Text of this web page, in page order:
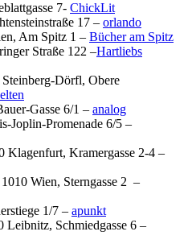
7- ChickLit
17 – orlando
Am Spitz 1 – Bücher am Spitz
Straße 122 –Hartliebs
Dörfl, Obere
Gasse 6/1 – analog
Joplin-Promenade 6/5 –
Klagenfurt, Kramergasse 2-4 –
Wien, Sterngasse 2 –
1/7 – apunkt
Leibnitz, Schmiedgasse 6 –